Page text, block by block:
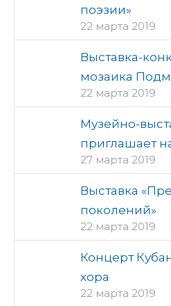
поэзии»
22 марта 2019
Выставка-
мозаика
22 марта 2019
Музейно-
приглашает
27 марта 2019
Выставка
поколений»
22 марта 2019
Концерт
хора
22 марта 2019